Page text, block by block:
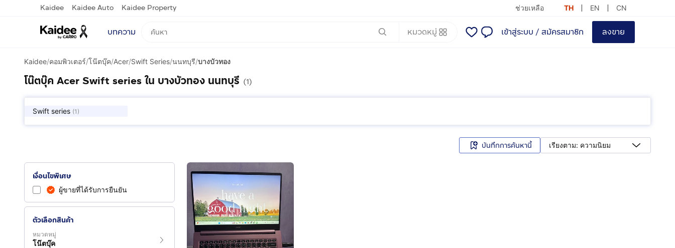
Kaidee Kaidee Auto Kaidee Property ช่วยเหลือ TH EN CN
บทความ หมวดหมู่ เข้าสู่ระบบ / สมัครสมาชิก ลงขาย
Kaidee/คอมพิวเตอร์/โน๊ตบุ๊ค/Acer/Swift Series/นนทบุรี/บางบัวทอง
โน๊ตบุ๊ค Acer Swift series ใน บางบัวทอง นนทบุรี (1)
Swift series (1 )
บันทึกการค้นหานี้ เรียงตาม: ความนิยม
เงื่อนไขพิเศษ
ผู้ขายที่ได้รับการยืนยัน
ตัวเลือกสินค้า
หมวดหมู่
โน๊ตบุ๊ค